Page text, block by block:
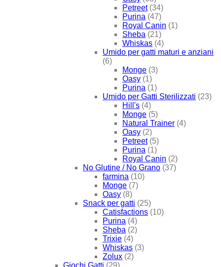
Petreet (34)
Purina (47)
Royal Canin (1)
Sheba (21)
Whiskas (4)
Umido per gatti maturi e anziani
(6)
Monge (3)
Oasy (1)
Purina (1)
Umido per Gatti Sterilizzati (23)
Hill's (4)
Monge (5)
Natural Trainer (4)
Oasy (2)
Petreet (5)
Purina (1)
Royal Canin (2)
No Glutine / No Grano (37)
farmina (10)
Monge (7)
Oasy (8)
Snack per gatti (25)
Catisfactions (10)
Purina (4)
Sheba (2)
Trixie (4)
Whiskas (3)
Zolux (2)
Giochi Gatti (29)